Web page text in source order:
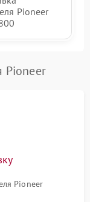
Pioneer
Pioneer
Pioneer